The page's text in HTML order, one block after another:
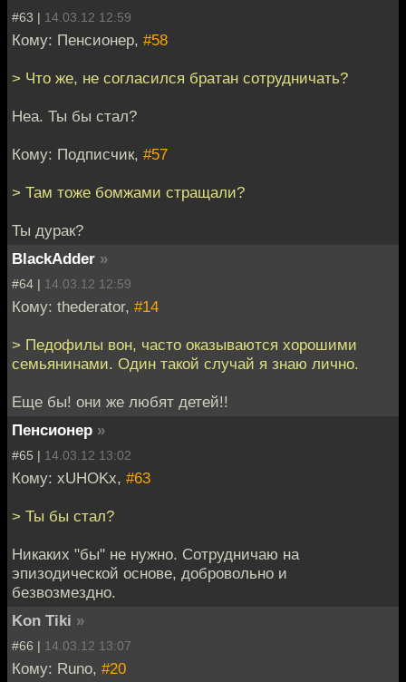
#63 | 14.03.12 12:59
Кому: Пенсионер, #58
> Что же, не согласился братан сотрудничать?
Неа. Ты бы стал?
Кому: Подписчик, #57
> Там тоже бомжами стращали?
Ты дурак?
BlackAdder »
#64 | 14.03.12 12:59
Кому: thederator, #14
> Педофилы вон, часто оказываются хорошими
семьянинами. Один такой случай я знаю лично.
Еще бы! они же любят детей!!
Пенсионер »
#65 | 14.03.12 13:02
Кому: xUHOKx, #63
> Ты бы стал?
Никаких "бы" не нужно. Сотрудничаю на
эпизодической основе, добровольно и
безвозмездно.
Kon Tiki »
#66 | 14.03.12 13:07
Кому: Runo, #20